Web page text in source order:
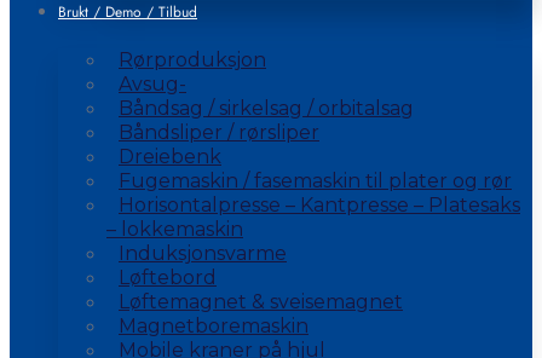
Brukt / Demo / Tilbud
Rørproduksjon
Avsug-
Båndsag / sirkelsag / orbitalsag
Båndsliper / rørsliper
Dreiebenk
Fugemaskin / fasemaskin til plater og rør
Horisontalpresse – Kantpresse – Platesaks
– lokkemaskin
Induksjonsvarme
Løftebord
Løftemagnet & sveisemagnet
Magnetboremaskin
Mobile kraner på hjul